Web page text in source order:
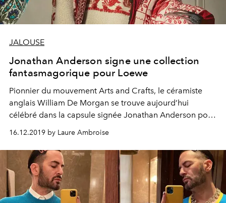
JALOUSE
Jonathan Anderson signe une collection
fantasmagorique pour Loewe
Pionnier du mouvement Arts and Crafts, le céramiste
anglais William De Morgan se trouve aujourd’hui
célébré dans la capsule signée Jonathan Anderson pour
Loewe à travers de sublimes imprimés.
16.12.2019 by Laure Ambroise